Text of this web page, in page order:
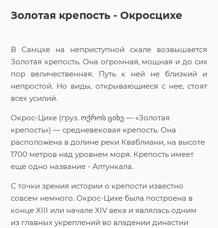
Золотая крепость - Окросцихе
В Самцхе на неприступной скале возвышается
Золотая крепость. Она огромная, мощная и до сих
пор величественная. Путь к ней не близкий и
непростой. Но виды, открывающиеся с нее, стоят
всех усилий.
Окрос-Цихе (груз. ოქროს ციხე — «Золотая
крепость») — средневековая крепость. Она
расположена в долине реки Кваблиани, на высоте
1700 метров над уровнем моря. Крепость имеет
еще одно название - Алтункала.
С точки зрения истории о крепости известно
совсем немного. Окрос-Цихе была построена в
конце XIII или начале XIV века и являлась одним
из главных укреплений во владении династии